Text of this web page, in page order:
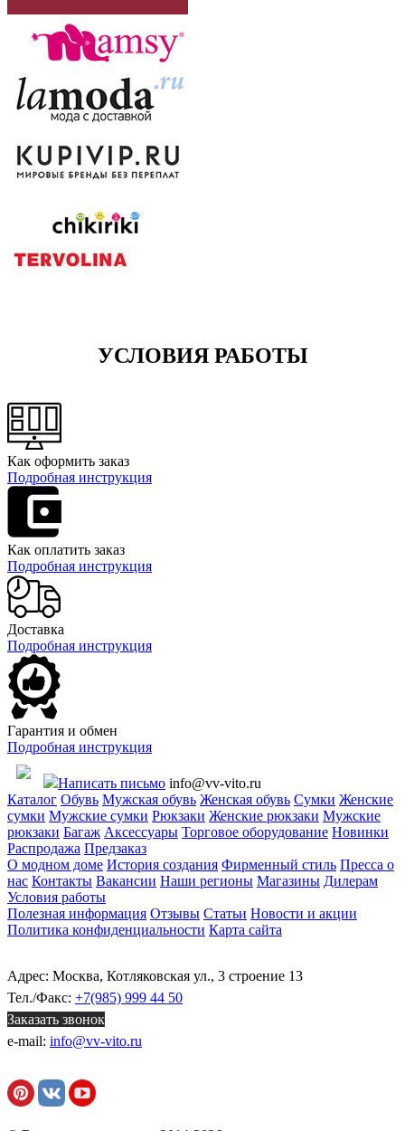
УСЛОВИЯ РАБОТЫ
Как оформить заказ
Подробная инструкция
Как оплатить заказ
Подробная инструкция
Доставка
Подробная инструкция
Гарантия и обмен
Подробная инструкция
Написать письмо info@vv-vito.ru
Каталог Обувь Мужская обувь Женская обувь Сумки Женские
сумки Мужские сумки Рюкзаки Женские рюкзаки Мужские
рюкзаки Багаж Аксессуары Торговое оборудование Новинки
Распродажа Предзаказ
О модном доме История создания Фирменный стиль Пресса о
нас Контакты Вакансии Наши регионы Магазины Дилерам
Условия работы
Полезная информация Отзывы Статьи Новости и акции
Политика конфиденциальности Карта сайта
Адрес: Москва, Котляковская ул., 3 строение 13
Тел./Факс: +7(985) 999 44 50
Заказать звонок
e-mail: info@vv-vito.ru